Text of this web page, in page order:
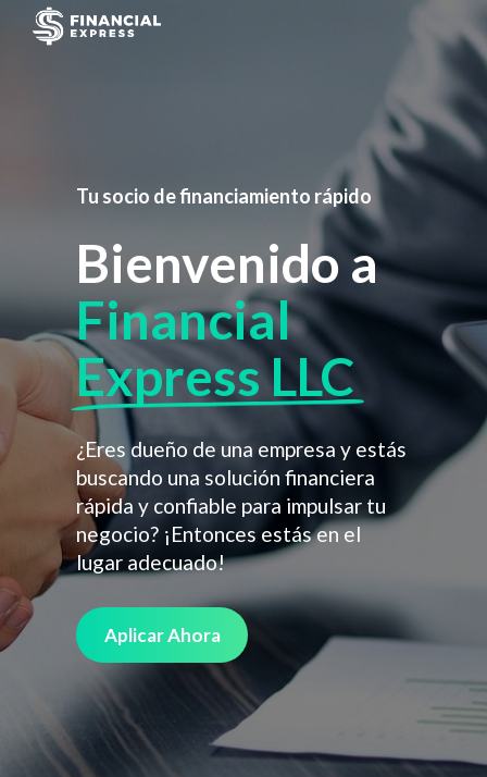
Tu socio de financiamiento rápido
Bienvenido a
Financial
Express LLC
¿Eres dueño de una empresa y estás
buscando una solución financiera
rápida y confiable para impulsar tu
negocio? ¡Entonces estás en el
lugar adecuado!
Aplicar Ahora